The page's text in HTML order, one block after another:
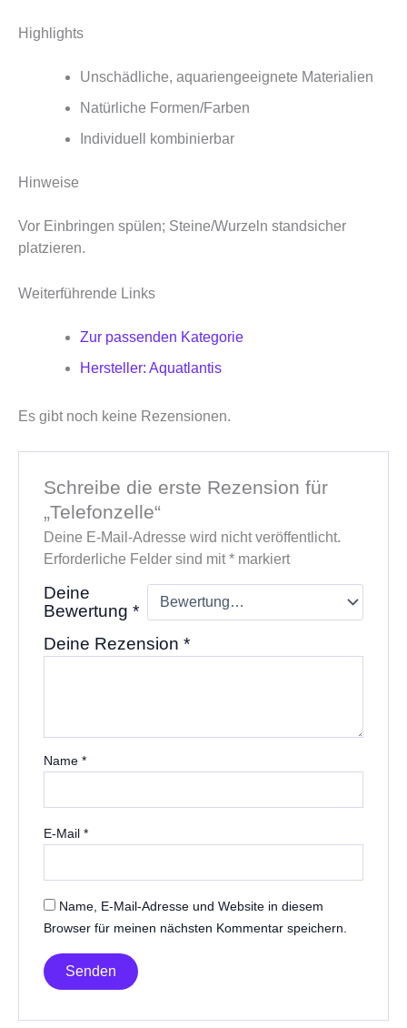
Highlights
Unschädliche, aquariengeeignete Materialien
Natürliche Formen/Farben
Individuell kombinierbar
Hinweise
Vor Einbringen spülen; Steine/Wurzeln standsicher
platzieren.
Weiterführende Links
Zur passenden Kategorie
Hersteller: Aquatlantis
Es gibt noch keine Rezensionen.
Schreibe die erste Rezension für
„Telefonzelle“
Deine E-Mail-Adresse wird nicht veröffentlicht.
Erforderliche Felder sind mit*markiert
Deine
Bewertung *
Deine Rezension *
Name *
E-Mail *
Name, E-Mail-Adresse und Website in diesem
Browser für meinen nächsten Kommentar speichern.